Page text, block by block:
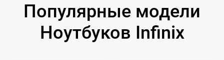
Популярные модели
Ноутбуков Infinix